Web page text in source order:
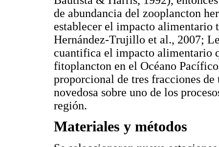
de abundancia del zooplancton
establecer el impacto alimentario
Hernández-Trujillo et al., 2007;
cuantifica el impacto alimentario
fitoplancton en el Océano
proporcional de tres fracciones
novedosa sobre uno de los
región.
Materiales y métodos